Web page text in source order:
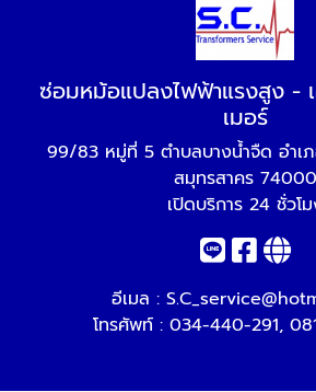
ซ่อมหม้อแปลงไฟฟ้าแรงสูง -
เมอร์
99/83 หมู่ที่ 5 ตำบลบางน้ำจืด อำเ
สมุทรสาคร 74000
เปิดบริการ 24 ชั่วโ
อีเมล :
โทรศัพท์ : 034-440-291,